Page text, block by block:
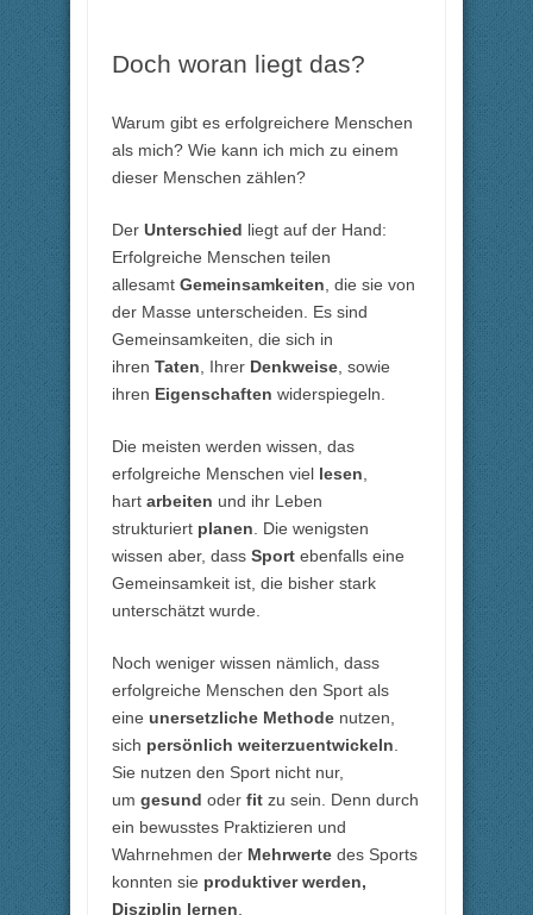
Doch woran liegt das?
Warum gibt es erfolgreichere Menschen
als mich? Wie kann ich mich zu einem
dieser Menschen zählen?
Der Unterschied liegt auf der Hand:
Erfolgreiche Menschen teilen
allesamt Gemeinsamkeiten , die sie von
der Masse unterscheiden. Es sind
Gemeinsamkeiten, die sich in
ihren Taten , Ihrer Denkweise , sowie
ihren Eigenschaften widerspiegeln.
Die meisten werden wissen, das
erfolgreiche Menschen viel lesen
hart arbeiten und ihr Leben
strukturiert planen . Die wenigsten
wissen aber, dass Sport ebenfalls eine
Gemeinsamkeit ist, die bisher stark
unterschätzt wurde.
Noch weniger wissen nämlich, dass
erfolgreiche Menschen den Sport als
eine unersetzliche Methode nutzen,
sich persönlich weiterzuentwickeln
Sie nutzen den Sport nicht nur,
um gesund oder fit zu sein. Denn durch
ein bewusstes Praktizieren und
Wahrnehmen der Mehrwerte des Sports
konnten sie produktiver werden,
Disziplin lernen